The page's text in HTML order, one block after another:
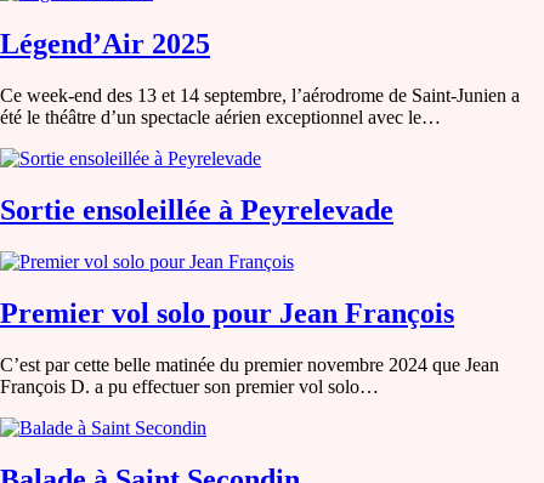
Légend’Air 2025
Ce week-end des 13 et 14 septembre, l’aérodrome de Saint-Junien a
été le théâtre d’un spectacle aérien exceptionnel avec le…
Sortie ensoleillée à Peyrelevade
Premier vol solo pour Jean François
C’est par cette belle matinée du premier novembre 2024 que Jean
François D. a pu effectuer son premier vol solo…